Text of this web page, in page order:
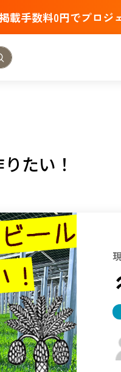
掲載手数料0円でプロジ
群馬 埼玉 千葉
石川 山梨
京都 大阪 兵庫
岡山 広島 山口
愛媛 高知
長崎 熊本 大分
たい！